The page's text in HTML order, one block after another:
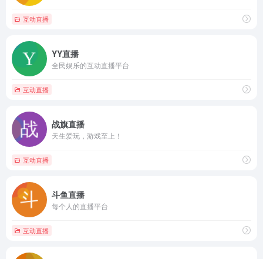
互动直播
YY直播
全民娱乐的互动直播平台
互动直播
战旗直播
天生爱玩，游戏至上！
互动直播
斗鱼直播
每个人的直播平台
互动直播